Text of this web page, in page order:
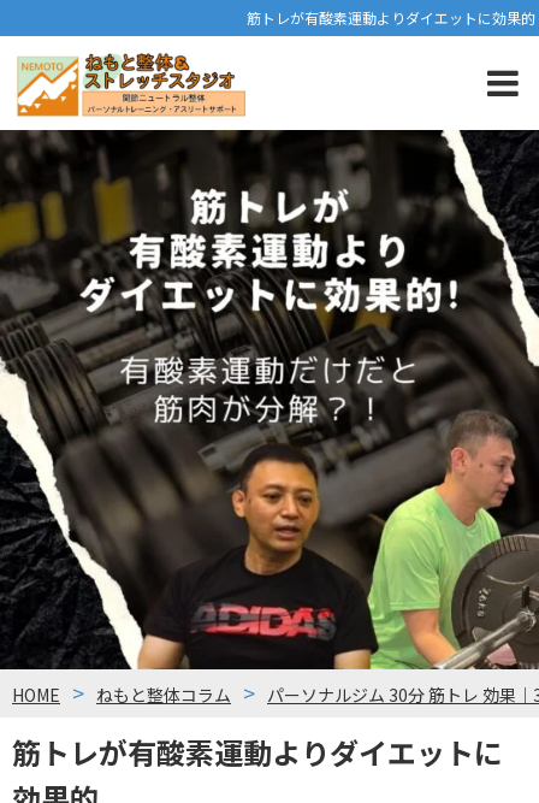
筋トレが有酸素運動よりダイエットに効果的
筋トレが有酸素運動よりダイエットに
HOME ねもと整体コラム パーソナルジム 30分 筋トレ 効果